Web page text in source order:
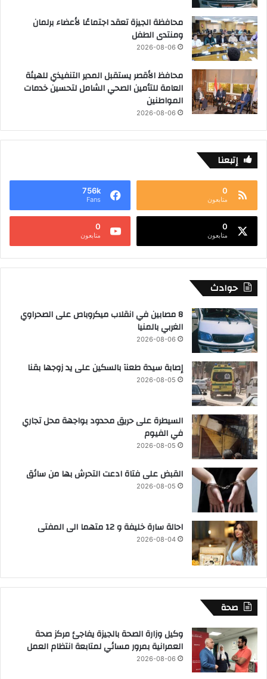
محافظة الجيزة تعقد اجتماعًا لأعضاء برلمان
ومنتدى الطفل
2026-08-06
محافظ الأقصر يستقبل المدير التنفيذي للهيئة
العامة للتأمين الصحي الشامل لتحسين خدمات
المواطنين
2026-08-06
إتبعنا
0
متابعون
756k
Fans
0
متابعون
0
متابعون
حوادث
8 مصابين في انقلاب ميكروباص على الصحراوي
الغربي بالمنيا
2026-08-06
إصابة سيدة طعنآ بالسكين على يد زوجها بقنا
2026-08-05
السيطرة على حريق محدود بواجهة محل تجاري
في الفيوم
2026-08-05
القبض على فتاة ادعت التحرش بها من سائق
2026-08-05
احالة سارة خليفة و 12 متهما الى المفتى
2026-08-04
صحة
وكيل وزارة الصحة بالجيزة يفاجئ مركز صحة
العمرانية بمرور مسائي لمتابعة انتظام العمل
2026-08-06